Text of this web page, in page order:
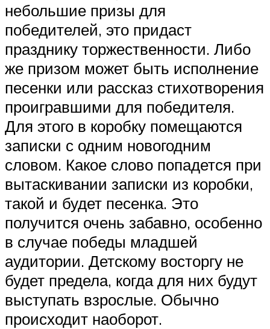
небольшие призы для
победителей, это придаст
празднику торжественности. Либо
же призом может быть исполнение
песенки или рассказ стихотворения
проигравшими для победителя.
Для этого в коробку помещаются
записки с одним новогодним
словом. Какое слово попадется при
вытаскивании записки из коробки,
такой и будет песенка. Это
получится очень забавно, особенно
в случае победы младшей
аудитории. Детскому восторгу не
будет предела, когда для них будут
выступать взрослые. Обычно
происходит наоборот.